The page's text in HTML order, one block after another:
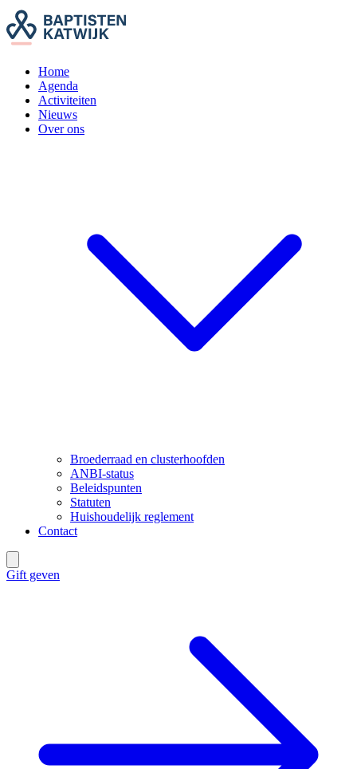
Home
Agenda
Activiteiten
Nieuws
Over ons
Broederraad en clusterhoofden
ANBI-status
Beleidspunten
Statuten
Huishoudelijk reglement
Contact
Gift geven